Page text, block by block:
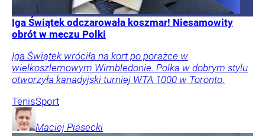
Iga Świątek odczarowała koszmar! Niesamowity
obrót w meczu Polki
Iga Świątek wróciła na kort po porażce w
wielkoszlemowym Wimbledonie. Polka w dobrym stylu
otworzyła kanadyjski turniej WTA 1000 w Toronto.
TenisSport
Maciej Piasecki